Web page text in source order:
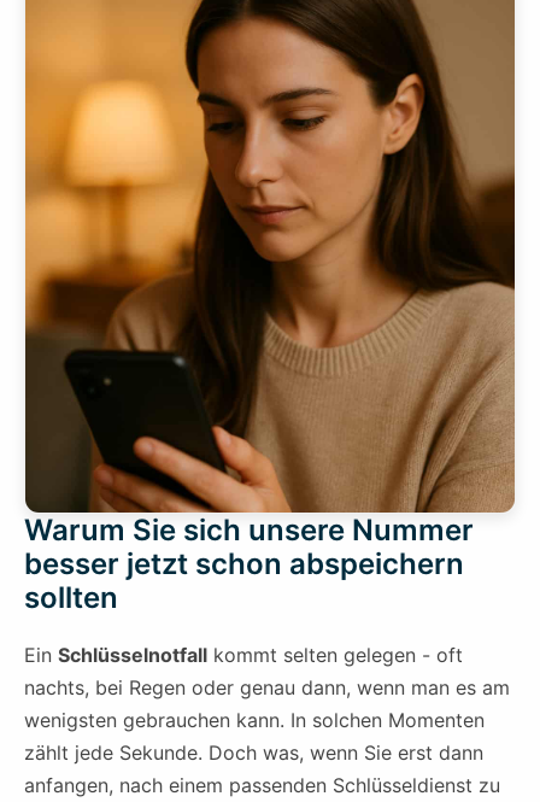
Warum Sie sich unsere Nummer
besser jetzt schon abspeichern
sollten
Ein Schlüsselnotfall kommt selten gelegen - oft
nachts, bei Regen oder genau dann, wenn man es am
wenigsten gebrauchen kann. In solchen Momenten
zählt jede Sekunde. Doch was, wenn Sie erst dann
anfangen, nach einem passenden Schlüsseldienst zu